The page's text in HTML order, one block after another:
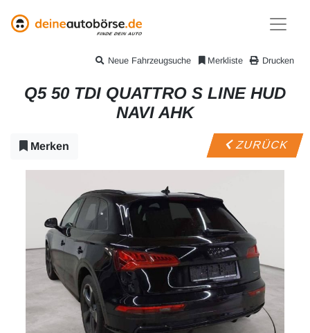
Drucken
Merkliste
Neue Fahrzeugsuche
Q5 50 TDI QUATTRO S LINE HUD
NAVI AHK
Merken ZURÜCK